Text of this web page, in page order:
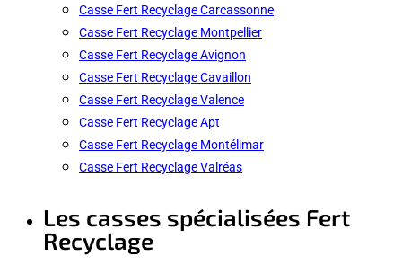
Casse Fert Recyclage Carcassonne
Casse Fert Recyclage Montpellier
Casse Fert Recyclage Avignon
Casse Fert Recyclage Cavaillon
Casse Fert Recyclage Valence
Casse Fert Recyclage Apt
Casse Fert Recyclage Montélimar
Casse Fert Recyclage Valréas
Les casses spécialisées Fert
Recyclage